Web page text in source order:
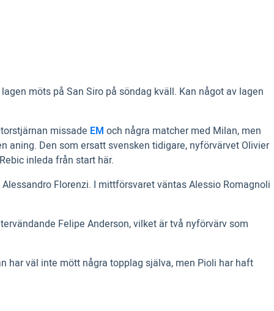
möts på San Siro på söndag kväll. Kan något av lagen
missade EM och några matcher med Milan, men
aning. Den som ersatt svensken tidigare, nyförvärvet Olivier
inleda från start här.
Florenzi. I mittförsvaret väntas Alessio Romagnoli
Felipe Anderson, vilket är två nyförvärv som
har väl inte mött några topplag själva, men Pioli har haft